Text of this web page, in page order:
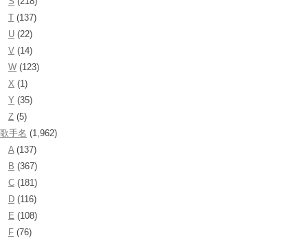
T (137)
U (22)
V (14)
W (123)
X (1)
Y (35)
Z (5)
歌手名 (1,962)
A(137)
B (367)
C (181)
D (116)
E (108)
F (76)